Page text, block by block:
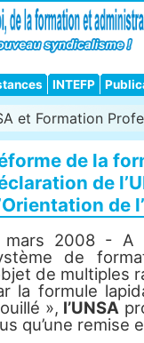
INTEFP
et Formation
de la
de
de
2008 - A
de
de multiples
la formule
», l’UNSA
qu’une remise